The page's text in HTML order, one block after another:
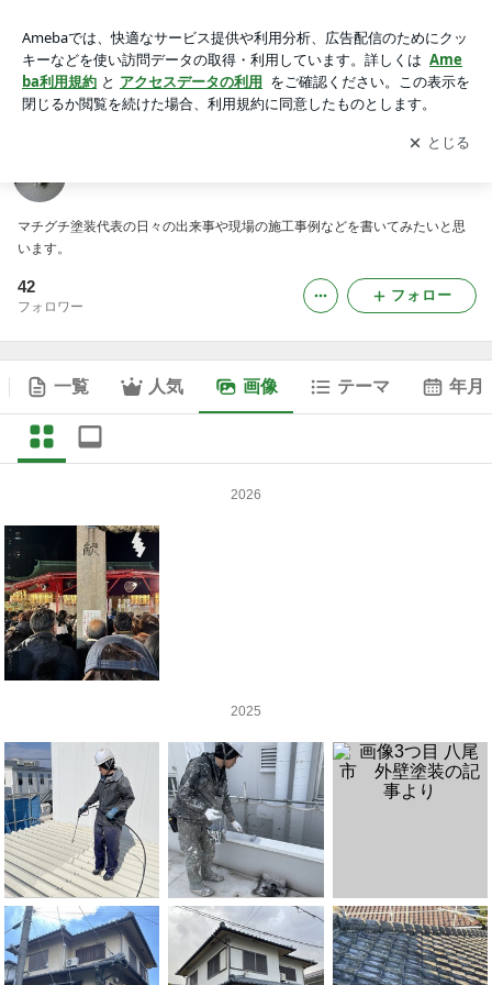
アプリをダウンロードして ブログの更新通知
を受け取りまし
ょう。
開く
マチグチ塗装代表の日々の出来事や現場の施工事例などを書いてみたいと思
います。
42
フォロワー
フォロー
一覧 人気 画像 テーマ 年月
2026
2025